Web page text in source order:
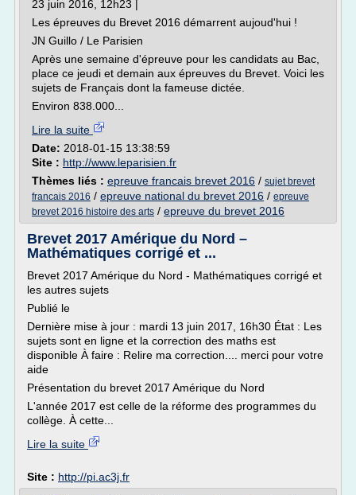
23 juin 2016, 12h23 |
Les épreuves du Brevet 2016 démarrent aujoud'hui !
JN Guillo / Le Parisien
Après une semaine d'épreuve pour les candidats au Bac,
place ce jeudi et demain aux épreuves du Brevet. Voici les
sujets de Français dont la fameuse dictée.
Environ 838.000...
Lire la suite
Date: 2018-01-15 13:38:59
Site : http://www.leparisien.fr
Thèmes liés : epreuve francais brevet 2016 / sujet brevet
francais 2016 / epreuve national du brevet 2016 / epreuve
brevet 2016 histoire des arts / epreuve du brevet 2016
Brevet 2017 Amérique du Nord –
Mathématiques corrigé et ...
Brevet 2017 Amérique du Nord - Mathématiques corrigé et
les autres sujets
Publié le
Dernière mise à jour : mardi 13 juin 2017, 16h30 État : Les
sujets sont en ligne et la correction des maths est
disponible À faire : Relire ma correction.... merci pour votre
aide
Présentation du brevet 2017 Amérique du Nord
L'année 2017 est celle de la réforme des programmes du
collège. À cette...
Lire la suite
Site : http://pi.ac3j.fr